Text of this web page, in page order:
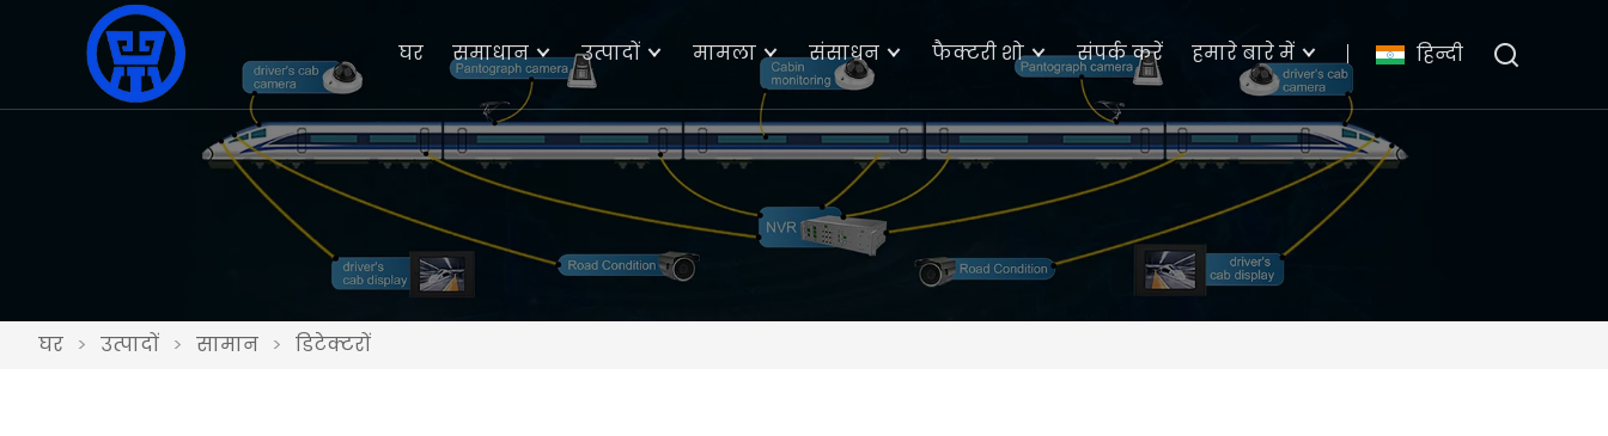
हिन्दी
घर समाधान उत्पादों मामला संसाधन फैक्टरी शो संपर्क करें हमारे बारे में
घर > उत्पादों > सामान > डिटेक्टरों